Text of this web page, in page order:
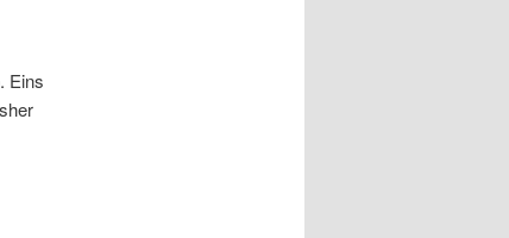
Eins